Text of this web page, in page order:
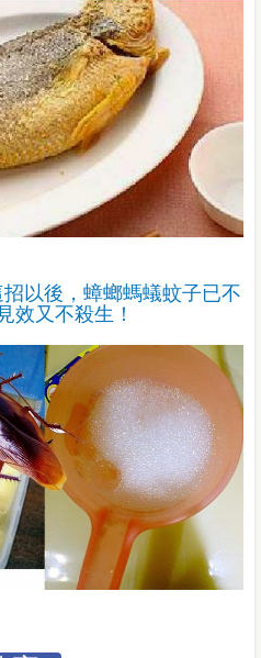
以後，蟑螂螞蟻蚊子已不
效又不殺生！